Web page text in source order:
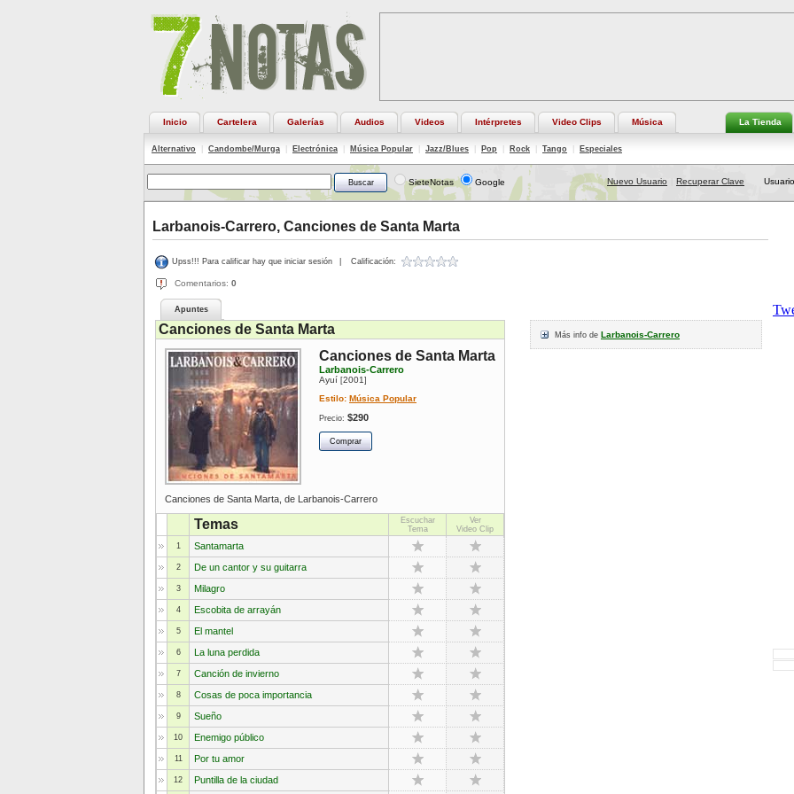
Inicio Cartelera Galerías Audios Videos Intérpretes Video Clips Música La Tienda
Alternativo Candombe/Murga Electrónica Música Popular Jazz/Blues Pop Rock Tango Especiales
SieteNotas Google Nuevo Usuario Recuperar Clave
Larbanois-Carrero, Canciones de Santa Marta
Upss!!! Para calificar hay que iniciar sesión Calificación:
Comentarios: 0
Apuntes
Más info de Larbanois-Carrero
Canciones de Santa Marta
Canciones de Santa Marta
Larbanois-Carrero
Ayuí [2001 ]
Estilo: Música Popular
Precio: $290
Canciones de Santa Marta, de Larbanois-Carrero
Temas
Escuchar
Tema
Ver
Video Clip
1
Santamarta
2 De un cantor y su guitarra
3 Milagro
4 Escobita de arrayán
5 El mantel
6 La luna perdida
7 Canción de invierno
8 Cosas de poca importancia
9 Sueño
10 Enemigo público
11 Por tu amor
12 Puntilla de la ciudad